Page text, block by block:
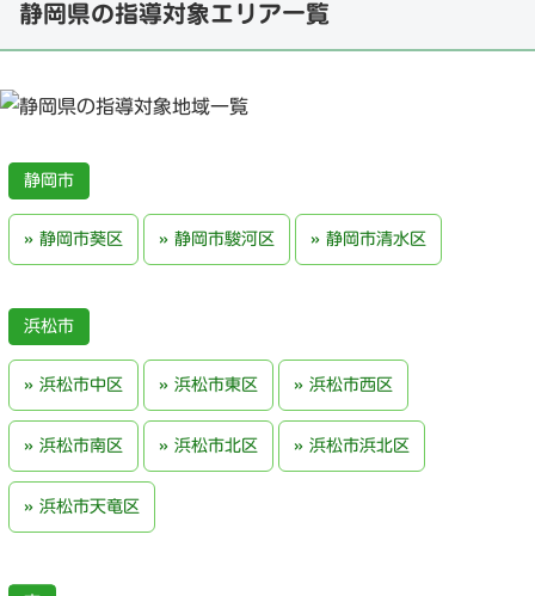
静岡県の指導対象エリア一覧
静岡市
静岡市葵区 静岡市駿河区 静岡市清水区
浜松市
浜松市中区 浜松市東区 浜松市西区
浜松市南区 浜松市北区 浜松市浜北区
浜松市天竜区